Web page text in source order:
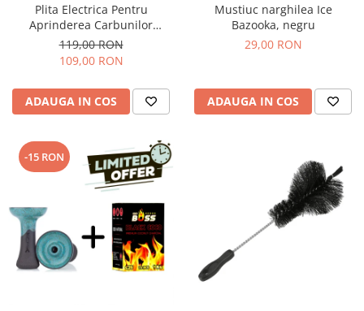
Plita Electrica Pentru
Aprinderea Carbunilor
Narghilea
119,00 RON
109,00 RON
ADAUGA IN COS
Mustiuc narghilea Ice
Bazooka, negru
29,00 RON
ADAUGA IN COS
-15 RON